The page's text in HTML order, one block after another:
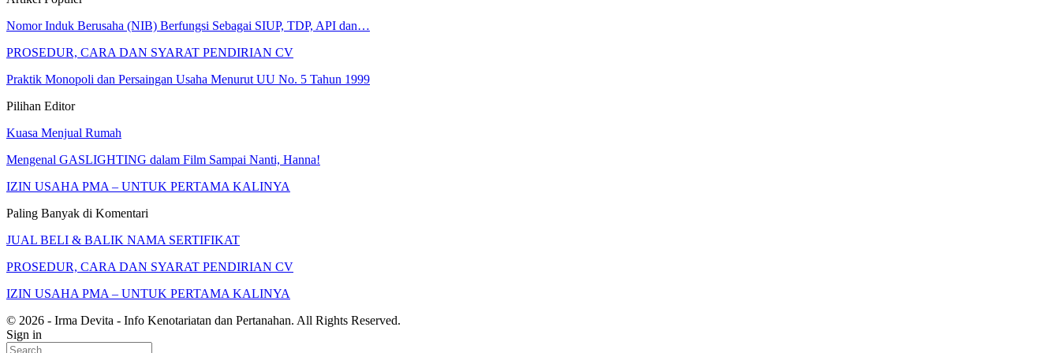
Nomor Induk Berusaha (NIB) Berfungsi Sebagai SIUP, TDP, API dan…
PROSEDUR, CARA DAN SYARAT PENDIRIAN CV
Praktik Monopoli dan Persaingan Usaha Menurut UU No. 5 Tahun 1999
Pilihan Editor
Kuasa Menjual Rumah
Mengenal GASLIGHTING dalam Film Sampai Nanti, Hanna!
IZIN USAHA PMA – UNTUK PERTAMA KALINYA
Paling Banyak di Komentari
JUAL BELI & BALIK NAMA SERTIFIKAT
PROSEDUR, CARA DAN SYARAT PENDIRIAN CV
IZIN USAHA PMA – UNTUK PERTAMA KALINYA
© 2026 - Irma Devita - Info Kenotariatan dan Pertanahan. All Rights Reserved.
Sign in